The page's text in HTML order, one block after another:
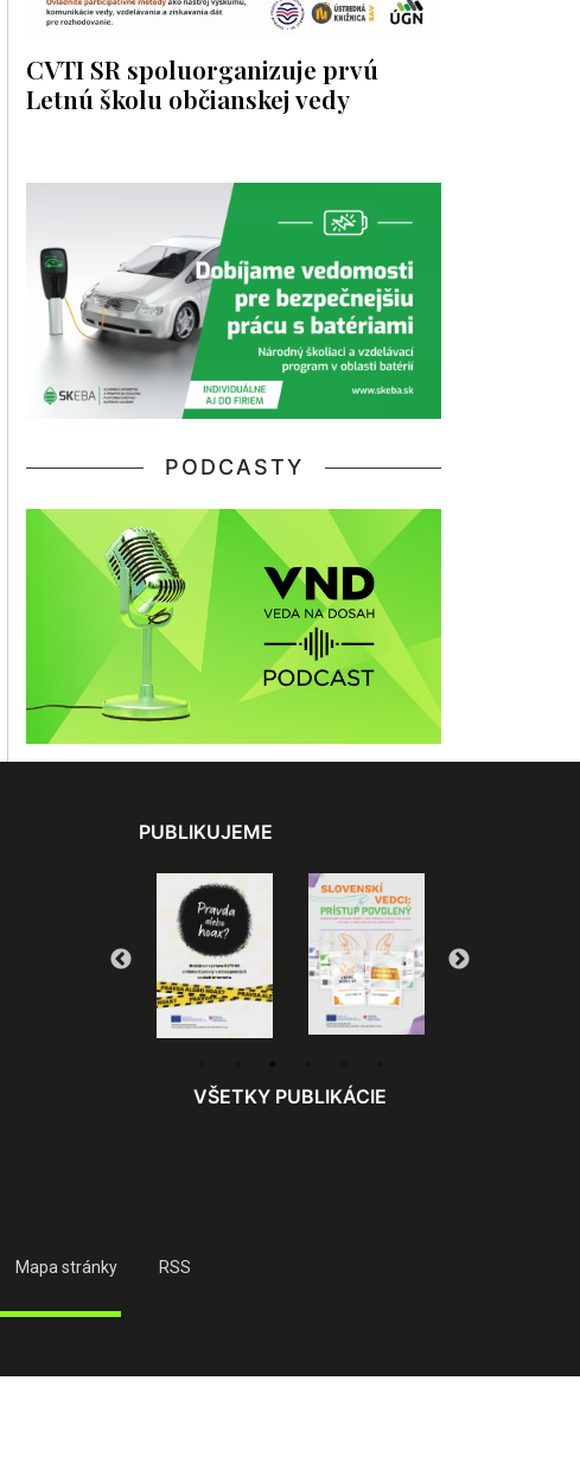
CVTI SR spoluorganizuje prvú
Letnú školu občianskej vedy
PODCASTY
PUBLIKUJEME
VŠETKY PUBLIKÁCIE
Mapa stránky RSS